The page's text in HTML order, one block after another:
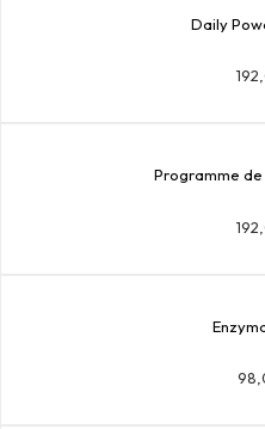
Daily
Programme